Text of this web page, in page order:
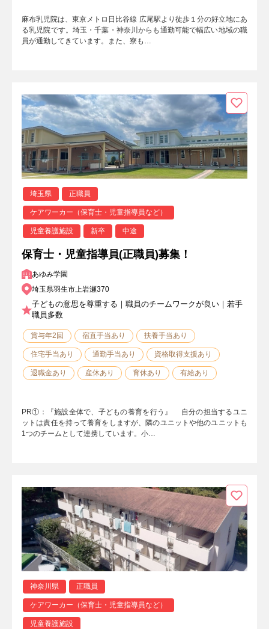
麻布乳児院は、東京メトロ日比谷線 広尾駅より徒歩１分の好立地にあ
る乳児院です。埼玉・千葉・神奈川からも通勤可能で幅広い地域の職
員が通勤してきています。また、寮も…
埼玉県 正職員
ケアワーカー（保育士・児童指導員など）
児童養護施設 新卒 中途
保育士・児童指導員(正職員)募集！
あゆみ学園
埼玉県羽生市上岩瀬370
子どもの意思を尊重する｜職員のチームワークが良い｜若手
職員多数
賞与年2回 宿直手当あり 扶養手当あり
住宅手当あり 通勤手当あり 資格取得支援あり
退職金あり 産休あり 育休あり 有給あり
PR①：『施設全体で、子どもの養育を行う』 自分の担当するユニ
ットは責任を持って養育をしますが、隣のユニットや他のユニットも
1つのチームとして連携しています。小…
神奈川県 正職員
ケアワーカー（保育士・児童指導員など）
児童養護施設